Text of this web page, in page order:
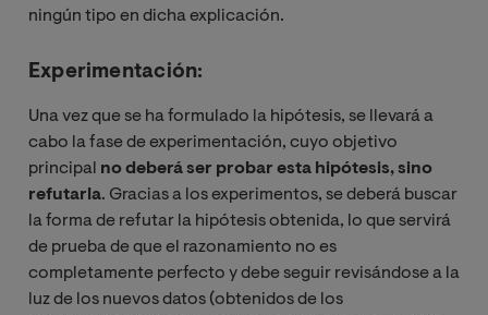
ningún tipo en dicha explicación.
Experimentación:
Una vez que se ha formulado la hipótesis, se llevará a
cabo la fase de experimentación, cuyo objetivo
principal no deberá ser probar esta hipótesis, sino
refutarla. Gracias a los experimentos, se deberá buscar
la forma de refutar la hipótesis obtenida, lo que servirá
de prueba de que el razonamiento no es
completamente perfecto y debe seguir revisándose a la
luz de los nuevos datos (obtenidos de los